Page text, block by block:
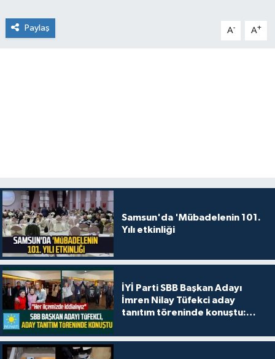
Paylaş A- A+
Samsun'da 'Mübadelenin 101.
Yılı etkinliği
İYİ Parti SBB Başkan Adayı
İmren Nilay Tüfekci aday
tanıtım töreninde konuştu: